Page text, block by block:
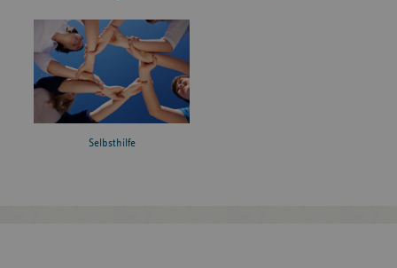
Selbsthilfe